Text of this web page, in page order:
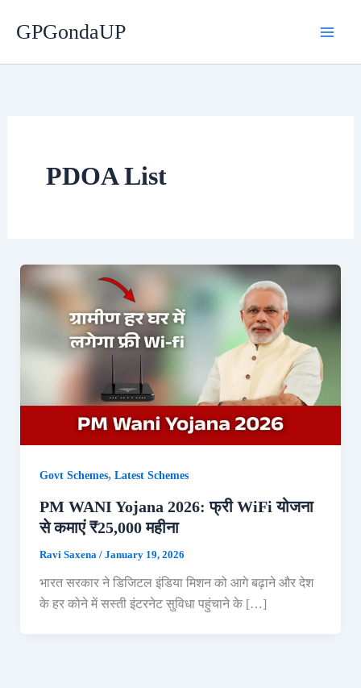
GPGondaUP
PDOA List
Govt Schemes, Latest Schemes
PM WANI Yojana 2026: फ्री WiFi योजना
से कमाएं ₹25,000 महीना
Ravi Saxena / January 19, 2026
भारत सरकार ने डिजिटल इंडिया मिशन को आगे बढ़ाने और देश
के हर कोने में सस्ती इंटरनेट सुविधा पहुंचाने के […]